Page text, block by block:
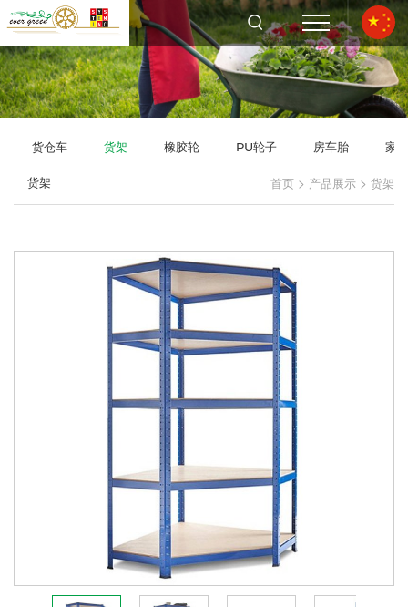
货仓车 货架 橡胶轮 PU轮子 房车胎 家
货架 首页 > 产品展示 > 货架